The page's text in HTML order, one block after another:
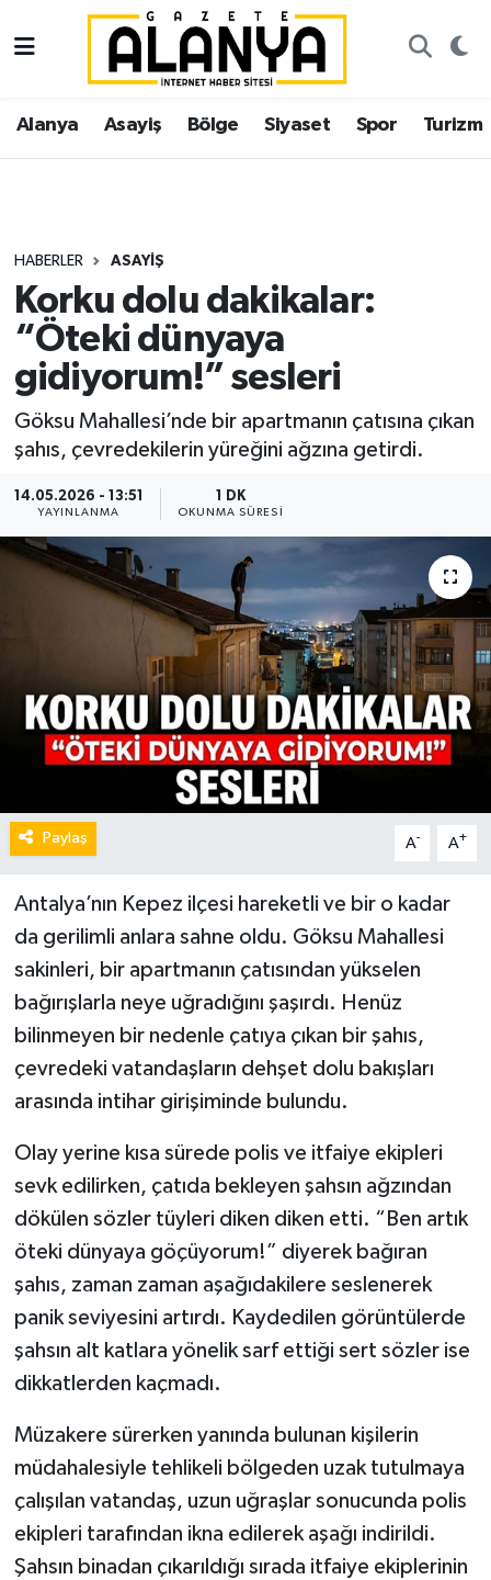
Alanya Asayiş Bölge Siyaset Spor Turizm
HABERLER ASAYIŞ
Korku dolu dakikalar:
“Öteki dünyaya
gidiyorum!” sesleri
Göksu Mahallesi’nde bir apartmanın çatısına çıkan
şahıs, çevredekilerin yüreğini ağzına getirdi.
14.05.2026 - 13:51
YAYINLANMA
1 DK
OKUNMA SÜRESI
Paylaş A- A+
Antalya’nın Kepez ilçesi hareketli ve bir o kadar
da gerilimli anlara sahne oldu. Göksu Mahallesi
sakinleri, bir apartmanın çatısından yükselen
bağırışlarla neye uğradığını şaşırdı. Henüz
bilinmeyen bir nedenle çatıya çıkan bir şahıs,
çevredeki vatandaşların dehşet dolu bakışları
arasında intihar girişiminde bulundu.
Olay yerine kısa sürede polis ve itfaiye ekipleri
sevk edilirken, çatıda bekleyen şahsın ağzından
dökülen sözler tüyleri diken diken etti. “Ben artık
öteki dünyaya göçüyorum!” diyerek bağıran
şahıs, zaman zaman aşağıdakilere seslenerek
panik seviyesini artırdı. Kaydedilen görüntülerde
şahsın alt katlara yönelik sarf ettiği sert sözler ise
dikkatlerden kaçmadı.
Müzakere sürerken yanında bulunan kişilerin
müdahalesiyle tehlikeli bölgeden uzak tutulmaya
çalışılan vatandaş, uzun uğraşlar sonucunda polis
ekipleri tarafından ikna edilerek aşağı indirildi.
Şahsın binadan çıkarıldığı sırada itfaiye ekiplerinin
Alanya
Asayiş
Siyaset
Spor
Turizm
Ekonomi
İstanbul Nöbetçi Eczaneler
İstanbul Hava Durumu
Süper Lig Puan Durumu ve Fikstür
Tüm Manşetler
Son Dakika Haberleri
Haber Arşivi